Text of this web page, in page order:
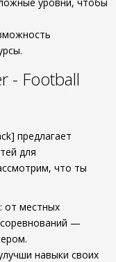
- Football
предлагает
для
что ты
: от местных
—
навыки своих